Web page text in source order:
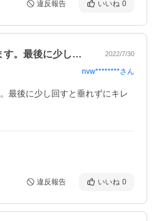
違反報告 いいね 0
朝食のパンに使ってます。最後に少し回す… 2022/7/30
nvw********さん
最後に少し回すと垂れずにキレ
違反報告 いいね 0